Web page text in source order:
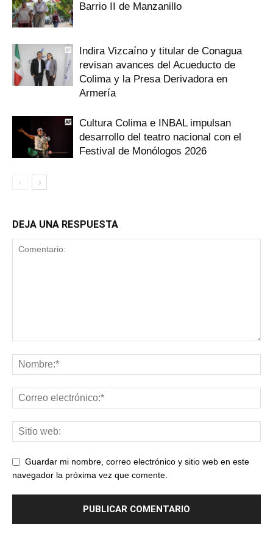
Barrio II de Manzanillo
Indira Vizcaíno y titular de Conagua
revisan avances del Acueducto de
Colima y la Presa Derivadora en
Armería
Cultura Colima e INBAL impulsan
desarrollo del teatro nacional con el
Festival de Monólogos 2026
DEJA UNA RESPUESTA
Guardar mi nombre, correo electrónico y sitio web en este
navegador la próxima vez que comente.